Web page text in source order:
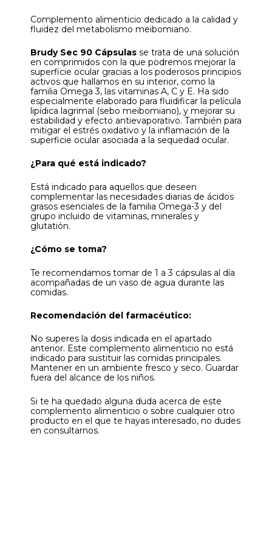
Complemento alimenticio dedicado a la calidad y
fluidez del metabolismo meibomiano.
Brudy Sec 90 Cápsulas se trata de una solución
en comprimidos con la que podremos mejorar la
superficie ocular gracias a los poderosos principios
activos que hallamos en su interior, como la
familia Omega 3, las vitaminas A, C y E. Ha sido
especialmente elaborado para fluidificar la película
lipídica lagrimal (sebo meibomiano), y mejorar su
estabilidad y efecto antievaporativo. También para
mitigar el estrés oxidativo y la inflamación de la
superficie ocular asociada a la sequedad ocular.
¿Para qué está indicado?
Está indicado para aquellos que deseen
complementar las necesidades diarias de ácidos
grasos esenciales de la familia Omega-3 y del
grupo incluido de vitaminas, minerales y
glutatión.
¿Cómo se toma?
Te recomendamos tomar de 1 a 3 cápsulas al día
acompañadas de un vaso de agua durante las
comidas.
Recomendación del farmacéutico:
No superes la dosis indicada en el apartado
anterior. Este complemento alimenticio no está
indicado para sustituir las comidas principales.
Mantener en un ambiente fresco y seco. Guardar
fuera del alcance de los niños.
Si te ha quedado alguna duda acerca de este
complemento alimenticio o sobre cualquier otro
producto en el que te hayas interesado, no dudes
en consultarnos.